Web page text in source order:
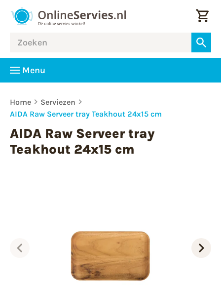
Menu
Home
Serviezen
AIDA Raw Serveer tray Teakhout 24x15 cm
AIDA Raw Serveer tray
Teakhout 24x15 cm